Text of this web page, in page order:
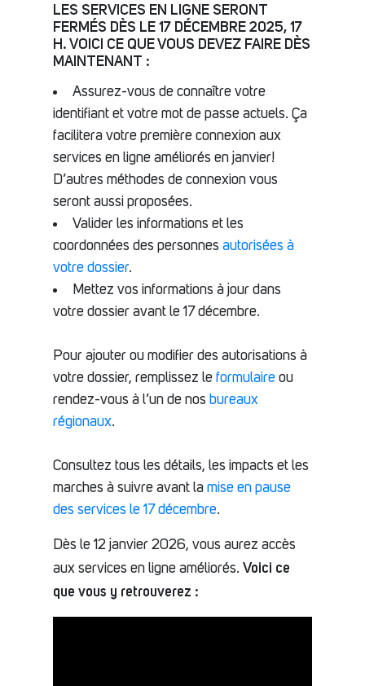
LES SERVICES EN LIGNE SERONT
FERMÉS DÈS LE 17 DÉCEMBRE 2025, 17
H. VOICI CE QUE VOUS DEVEZ FAIRE DÈS
MAINTENANT :
Assurez-vous de connaître votre
identifiant et votre mot de passe actuels. Ça
facilitera votre première connexion aux
services en ligne améliorés en janvier!
D’autres méthodes de connexion vous
seront aussi proposées.
Valider les informations et les
coordonnées des personnes autorisées à
votre dossier.
Mettez vos informations à jour dans
votre dossier avant le 17 décembre.
Pour ajouter ou modifier des autorisations à
votre dossier, remplissez le formulaire ou
rendez-vous à l’un de nos bureaux
régionaux.
Consultez tous les détails, les impacts et les
marches à suivre avant la mise en pause
des services le 17 décembre.
Dès le 12 janvier 2026, vous aurez accès
aux services en ligne améliorés. Voici ce
que vous y retrouverez :